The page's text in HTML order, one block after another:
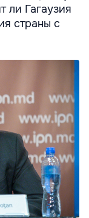
ли Гагаузия
страны с